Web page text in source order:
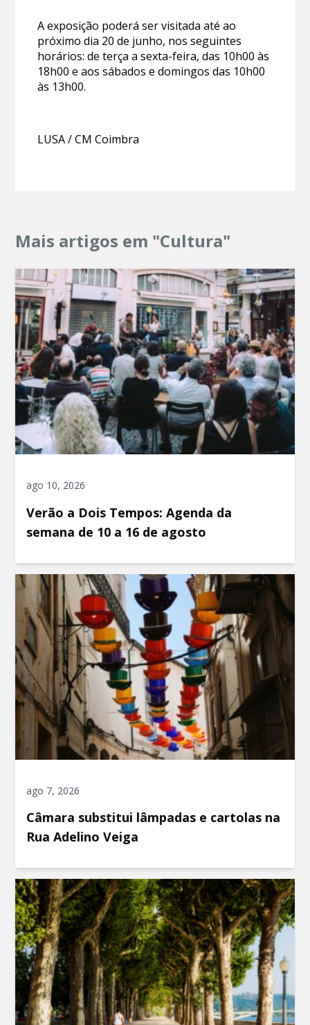
A exposição poderá ser visitada até ao
próximo dia 20 de junho, nos seguintes
horários: de terça a sexta-feira, das 10h00 às
18h00 e aos sábados e domingos das 10h00
às 13h00.
LUSA / CM Coimbra
Mais artigos em "Cultura"
ago 10, 2026
Verão a Dois Tempos: Agenda da
semana de 10 a 16 de agosto
ago 7, 2026
Câmara substitui lâmpadas e cartolas na
Rua Adelino Veiga